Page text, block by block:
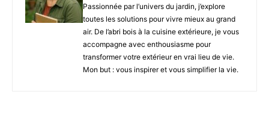
Passionnée par l’univers du jardin, j’explore
toutes les solutions pour vivre mieux au grand
air. De l’abri bois à la cuisine extérieure, je vous
accompagne avec enthousiasme pour
transformer votre extérieur en vrai lieu de vie.
Mon but : vous inspirer et vous simplifier la vie.